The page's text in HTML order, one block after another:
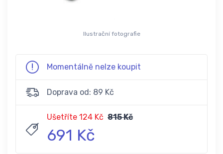
Ilustrační fotografie
Momentálně nelze koupit
Doprava od: 89 Kč
Ušetříte 124 Kč 815 Kč
691 Kč